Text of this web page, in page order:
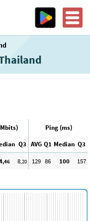
Ping (ms)
Q3 AVG Q1 Median Q3
,46 8,20 129 86 100 157